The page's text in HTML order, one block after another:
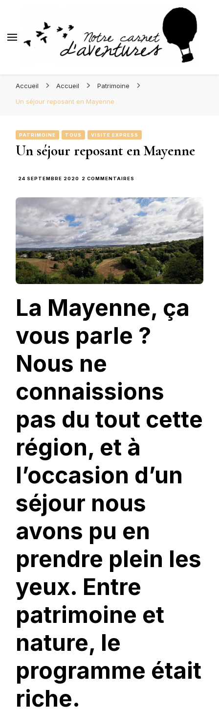
d'Aventures
Accueil Accueil
Patrimoine
Un séjour reposant en Mayenne
PATRIMOINE TOUS VISITE EXPRESS
Un séjour reposant en Mayenne
24 SEPTEMBRE 2020 2 COMMENTAIRES
REPOSANT
EN
MAYENNE
La Mayenne, ça
vous parle ?
Nous ne
connaissions
pas du tout cette
région, et à
l’occasion d’un
séjour nous
avons pu en
prendre plein les
yeux. Entre
patrimoine et
nature, le
programme était
riche.